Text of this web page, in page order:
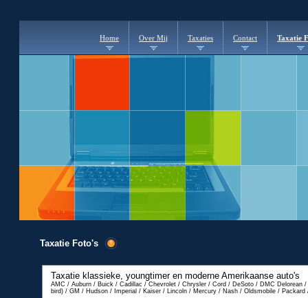
Home Over Mij Taxaties Contact Taxatie
Taxatie Foto's
Taxatie klassieke, youngtimer en moderne Amerikaanse auto's
AMC / Auburn / Buick / Cadillac / Chevrolet / Chrysler / Cord / DeSoto / DMC Delorean
bird) / GM / Hudson / Imperial / Kaiser / Lincoln / Mercury / Nash / Oldsmobile /